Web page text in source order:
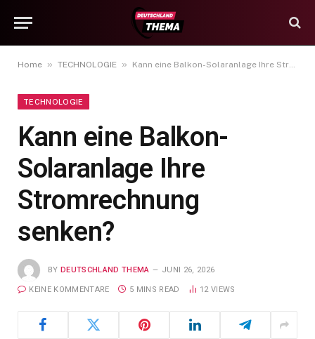
Home » TECHNOLOGIE » Kann eine Balkon-Solaranlage Ihre Stromrechnung senken?
TECHNOLOGIE
Kann eine Balkon-
Solaranlage Ihre
Stromrechnung
senken?
BY DEUTSCHLAND THEMA JUNI 26, 2026
KEINE KOMMENTARE 5 MINS READ 12 VIEWS